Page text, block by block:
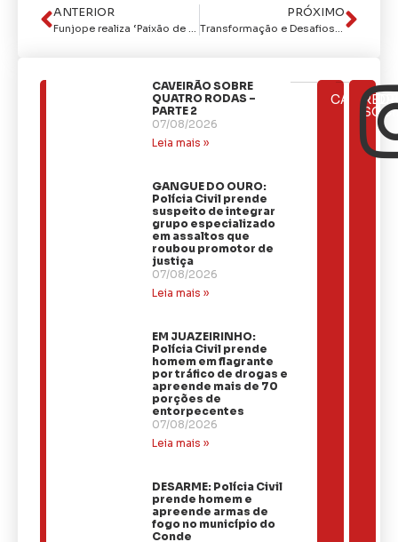
ANTERIOR
Funjope realiza ‘Paixão de Cristo – um musical inclusivo’ com autistas e T21
PRÓXIMO
Transformação e Desafios: A BR-230 e o Legado de Cícero Lucena em João Pessoa
CAVEIRÃO SOBRE
QUATRO RODAS –
PARTE 2
07/08/2026
Leia mais »
GANGUE DO OURO:
Polícia Civil prende
suspeito de integrar
grupo especializado
em assaltos que
roubou promotor de
justiça
07/08/2026
Leia mais »
EM JUAZEIRINHO:
Polícia Civil prende
homem em flagrante
por tráfico de drogas e
apreende mais de 70
porções de
entorpecentes
07/08/2026
Leia mais »
DESARME: Polícia Civil
prende homem e
apreende armas de
fogo no município do
Conde